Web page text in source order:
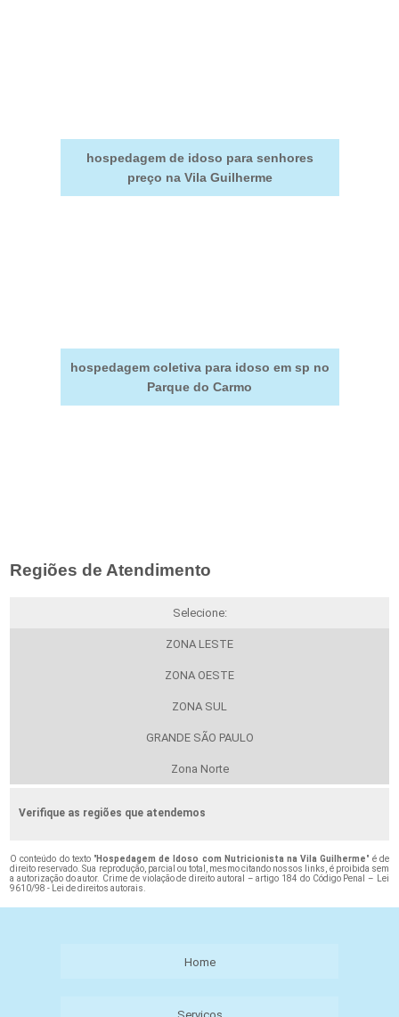
hospedagem de idoso para senhores
preço na Vila Guilherme
hospedagem coletiva para idoso em sp no
Parque do Carmo
Regiões de Atendimento
Selecione:
ZONA LESTE
ZONA OESTE
ZONA SUL
GRANDE SÃO PAULO
Zona Norte
Verifique as regiões que atendemos
O conteúdo do texto "Hospedagem de Idoso com Nutricionista na Vila Guilherme" é de
direito reservado. Sua reprodução, parcial ou total, mesmo citando nossos links, é proibida sem
a autorização do autor. Crime de violação de direito autoral – artigo 184 do Código Penal –
Lei
9610/98 - Lei de direitos autorais
Home